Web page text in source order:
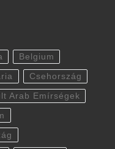
Belgium
Csehország
Arab Emírségek